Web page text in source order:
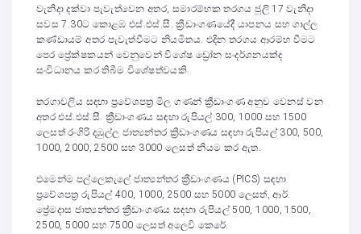
වැනිදා දක්වා පැවැත්වෙන අතර, සමාරම්භක තරගය ජූලි 17 වැනිදා
සවස 7.30ට කොළඹ එස්.එස්.සී. ක්‍රීඩාංගණයේදී යාපනය සහ ගාල්ල
කණ්ඩායම් අතර පැවැත්වීමට නියමිතය. එදින තරගය ආරම්භ වීමට
පෙර ප්‍රේක්ෂකයන් වෙනුවෙන් විශේෂ ඩ්‍රෝන සංදර්ශනයක්ද
සංවිධානය කර තිබීම විශේෂත්වයකි.
තරගාවලිය සඳහා ප්‍රවේශපත්‍ර මිල ගණන් ක්‍රීඩාංගණ අනුව වෙනස් වන
අතර එස්.එස්.සී. ක්‍රීඩාංගණය සඳහා රුපියල් 300, 1000 සහ 1500
ලෙසත් රංගිරි දඹුල්ල ජාත්‍යන්තර ක්‍රීඩාංගණය සඳහා රුපියල් 300, 500,
1000, 2000, 2500 සහ 3000 ලෙසත් නියම කර ඇත.
එමෙන්ම පල්ලෙකැලේ ජාත්‍යන්තර ක්‍රීඩාංගණය (PICS) සඳහා
ප්‍රවේශපත්‍ර රුපියල් 400, 1000, 2500 සහ 5000 ලෙසත්, ආර්.
ප්‍රේමදාස ජාත්‍යන්තර ක්‍රීඩාංගණය සඳහා රුපියල් 500, 1000, 1500,
2500, 5000 සහ 7500 ලෙසත් අලෙවි කෙරේ.